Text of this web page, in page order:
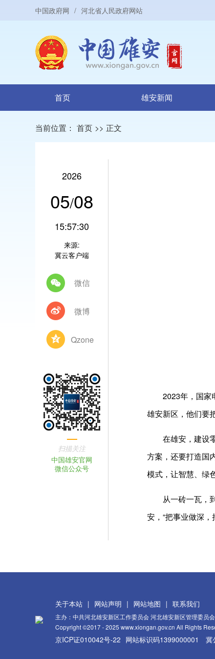
中国政府网 / 河北省人民政府网站
首页 雄安新闻
当前位置： 首页 >> 正文
2026
05/08
15:57:30
来源:
冀云客户端
微信
微博
Qzone
扫描关注
中国雄安官网
微信公众号
2023年，国家
雄安新区，他们要
在雄安，建设
方案，还要打造国
模式，让智慧、绿
从一砖一瓦，
安，“把事业做深
关于本站 | 网站声明 | 网站地图 | 联系我们
主办：中共河北雄安新区工作委员会 河北雄安新区管理委员会
Copyright ©2017 - 2025 www.xiongan.gov.cn All Rights
京ICP证010042号-22 网站标识码1399000001 冀